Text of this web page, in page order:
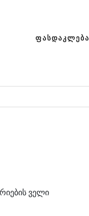
ᲤᲐᲡᲓᲐᲙᲚᲔᲑᲐ
ველი